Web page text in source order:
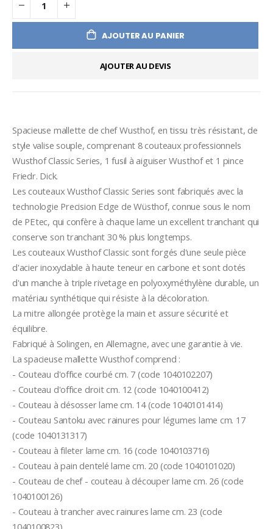
AJOUTER AU PANIER
AJOUTER AU DEVIS
Spacieuse mallette de chef Wusthof, en tissu très résistant, de
style valise souple, comprenant 8 couteaux professionnels
Wusthof Classic Series, 1 fusil à aiguiser Wusthof et 1 pince
Friedr. Dick.
Les couteaux Wusthof Classic Series sont fabriqués avec la
technologie Precision Edge de Wüsthof, connue sous le nom
de PEtec, qui confère à chaque lame un excellent tranchant qui
conserve son tranchant 30 % plus longtemps.
Les couteaux Wusthof Classic sont forgés d'une seule pièce
d'acier inoxydable à haute teneur en carbone et sont dotés
d'un manche à triple rivetage en polyoxyméthylène durable, un
matériau synthétique qui résiste à la décoloration.
La mitre allongée protège la main et assure sécurité et
équilibre.
Fabriqué à Solingen, en Allemagne, avec une garantie à vie.
La spacieuse mallette Wusthof comprend :
- Couteau d'office courbé cm. 7 (code 1040102207)
- Couteau d'office droit cm. 12 (code 1040100412)
- Couteau à désosser lame cm. 14 (code 1040101414)
- Couteau Santoku avec rainures pour légumes lame cm. 17
(code 1040131317)
- Couteau à fileter lame cm. 16 (code 1040103716)
- Couteau à pain dentelé lame cm. 20 (code 1040101020)
- Couteau de chef - couteau à découper lame cm. 26 (code
1040100126)
- Couteau à trancher avec rainures lame cm. 23 (code
1040100823)